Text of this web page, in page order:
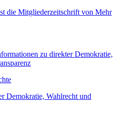
die Mitgliederzeitschrift von Mehr
zu direkter Demokratie,
Demokratie, Wahlrecht und